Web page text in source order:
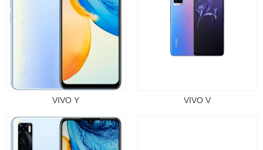
VIVO Y VIVO V